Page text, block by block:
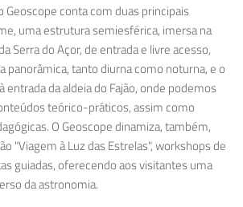
Geoscope conta com duas principais
uma estrutura semiesférica, imersa na
Serra do Açor, de entrada e livre acesso,
panorâmica, tanto diurna como noturna, e o
entrada da aldeia do Fajão, onde podemos
teórico-práticos, assim como
O Geoscope dinamiza, também,
"Viagem à Luz das Estrelas", workshops de
guiadas, oferecendo aos visitantes uma
da astronomia.